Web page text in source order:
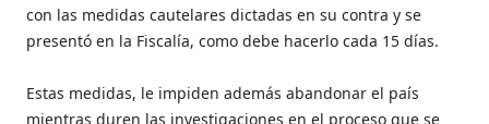
con las medidas cautelares dictadas en su contra y se
presentó en la Fiscalía, como debe hacerlo cada 15 días.
Estas medidas, le impiden además abandonar el país
mientras duren las investigaciones en el proceso que se